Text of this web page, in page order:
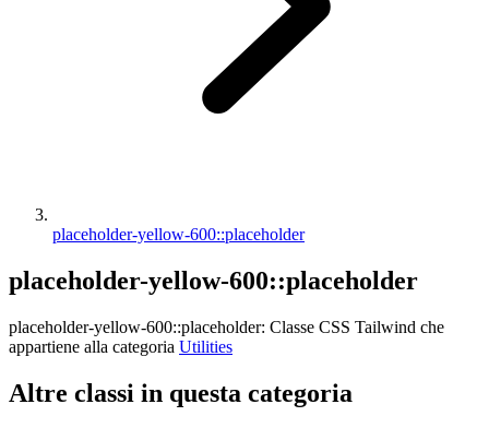
placeholder-yellow-600::placeholder
placeholder-yellow-600::placeholder
placeholder-yellow-600::placeholder: Classe CSS Tailwind che
appartiene alla categoria Utilities
Altre classi in questa categoria